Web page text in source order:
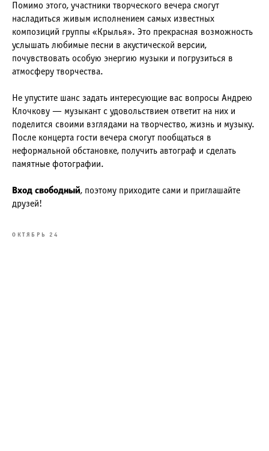
Помимо этого, участники творческого вечера смогут
насладиться живым исполнением самых известных
композиций группы «Крылья». Это прекрасная возможность
услышать любимые песни в акустической версии,
почувствовать особую энергию музыки и погрузиться в
атмосферу творчества.
Не упустите шанс задать интересующие вас вопросы Андрею
Клочкову — музыкант с удовольствием ответит на них и
поделится своими взглядами на творчество, жизнь и музыку.
После концерта гости вечера смогут пообщаться в
неформальной обстановке, получить автограф и сделать
памятные фотографии.
Вход свободный, поэтому приходите сами и приглашайте
друзей!
ОКТЯБРЬ 24